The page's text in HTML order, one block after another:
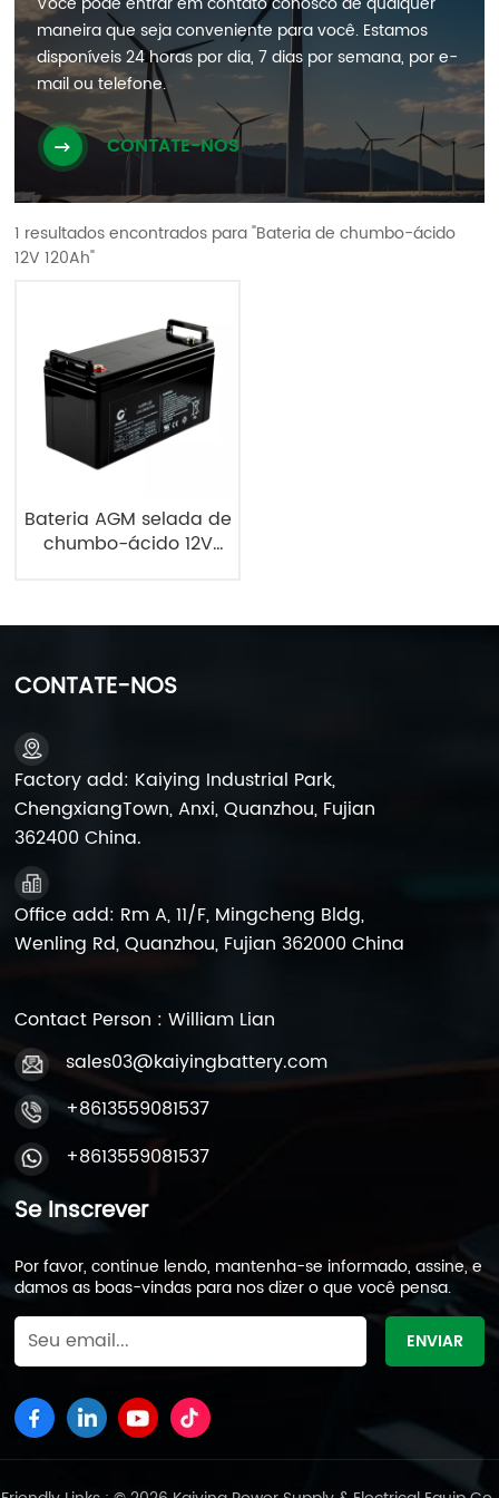
maneira que seja conveniente para você. Estamos
disponíveis 24 horas por dia, 7 dias por semana, por e-
mail ou telefone.
CONTATE-NOS
1 resultados encontrados para "Bateria de chumbo-ácido
12V 120Ah"
Bateria AGM selada de
chumbo-ácido 12V
CONTATE-NOS
Factory add: Kaiying Industrial Park,
ChengxiangTown, Anxi, Quanzhou, Fujian
362400 China.
Office add: Rm A, 11/F, Mingcheng Bldg,
Wenling Rd, Quanzhou, Fujian 362000 China
Contact Person : William Lian
sales03@kaiyingbattery.com
+8613559081537
+8613559081537
Se Inscrever
Por favor, continue lendo, mantenha-se informado, assine, e
damos as boas-vindas para nos dizer o que você pensa.